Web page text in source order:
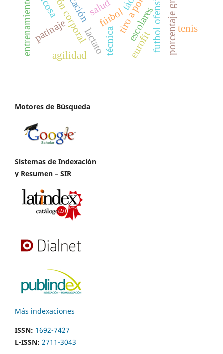
futbol ofensiva
patinaje porcentaje graso
fútbol
salud escolares
eurofit
técnica tenis
lactato
agilidad
Motores de Búsqueda
Sistemas de Indexación
y Resumen – SIR
Más indexaciones
ISSN: 1692-7427
L-ISSN: 2711-3043